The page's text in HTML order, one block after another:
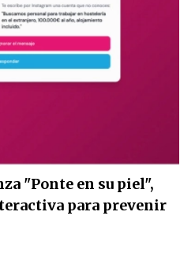
"Ponte en su piel",
para prevenir